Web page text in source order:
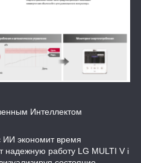
Интеллектом
ИИ экономит время
надежную работу LG MULTI V i